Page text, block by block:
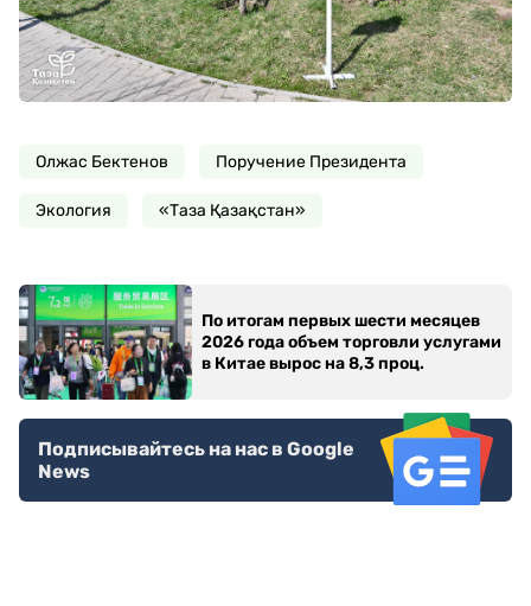
Олжас Бектенов Поручение Президента
Экология «Таза Қазақстан»
По итогам первых шести месяцев
2026 года объем торговли услугами
в Китае вырос на 8,3 проц.
Подписывайтесь на нас в Google
News